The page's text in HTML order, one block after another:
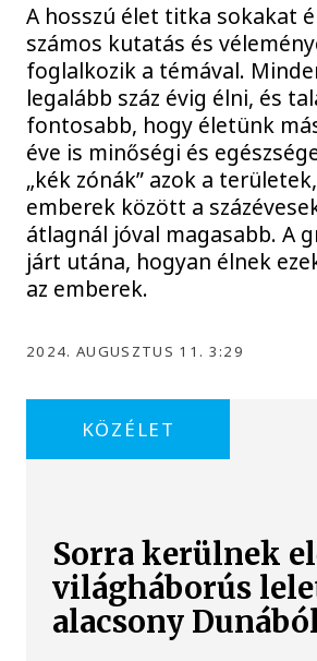
A hosszú élet titka sokakat
számos kutatás és
foglalkozik a témával.
legalább száz évig élni, és
fontosabb, hogy életünk
éve is minőségi és
„kék zónák” azok a
emberek között a
átlagnál jóval magasabb. A
járt utána, hogyan élnek
az emberek.
2024. AUGUSZTUS 11. 3:29
KÖZÉLET
Sorra kerülnek
világháborús
alacsony